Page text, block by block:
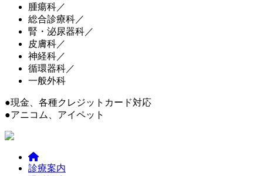
腫瘍科／
総合診療科／
腎・泌尿器科／
皮膚科／
神経科／
循環器科／
一般外科
●現金、各種クレジットカード対応
●アニコム、アイペット
診療案内